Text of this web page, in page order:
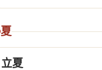
夏
立夏